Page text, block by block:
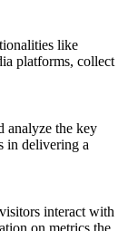
like
platforms, collect
analyze the key
in delivering a
interact with
on metrics the